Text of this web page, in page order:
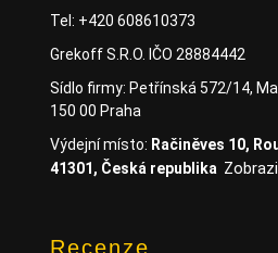
Tel: +420 608610373
Grekoff S.R.O. IČO 28884442
Sídlo firmy: Petřínská 572/14,
150 00 Praha
Výdejní místo: Račiněves 10,
41301, Česká republika
Recenze